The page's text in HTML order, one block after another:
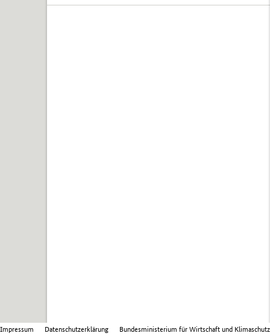
Impressum Datenschutzerklärung Bundesministerium für Wirtschaft und Klimaschutz